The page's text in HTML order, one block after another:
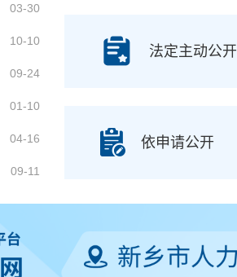
03-30
10-10
09-24
01-10
04-16
09-11
法定主动公开
依申请公开